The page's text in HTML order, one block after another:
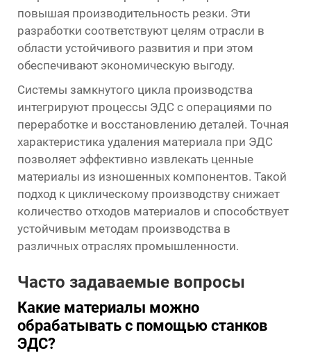
повышая производительность резки. Эти
разработки соответствуют целям отрасли в
области устойчивого развития и при этом
обеспечивают экономическую выгоду.
Системы замкнутого цикла производства
интегрируют процессы ЭДС с операциями по
переработке и восстановлению деталей. Точная
характеристика удаления материала при ЭДС
позволяет эффективно извлекать ценные
материалы из изношенных компонентов. Такой
подход к циклическому производству снижает
количество отходов материалов и способствует
устойчивым методам производства в
различных отраслях промышленности.
Часто задаваемые вопросы
Какие материалы можно
обрабатывать с помощью станков
ЭДС?